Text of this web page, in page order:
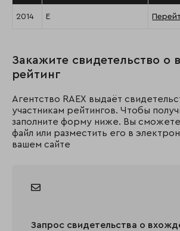
2014 E
Закажите свидетельство о
рейтинг
Агентство RAEX выдаёт
участникам рейтингов. Чтобы
заполните форму ниже. Вы сможете
файл или разместить его в
вашем сайте
Запрос свидетельства о